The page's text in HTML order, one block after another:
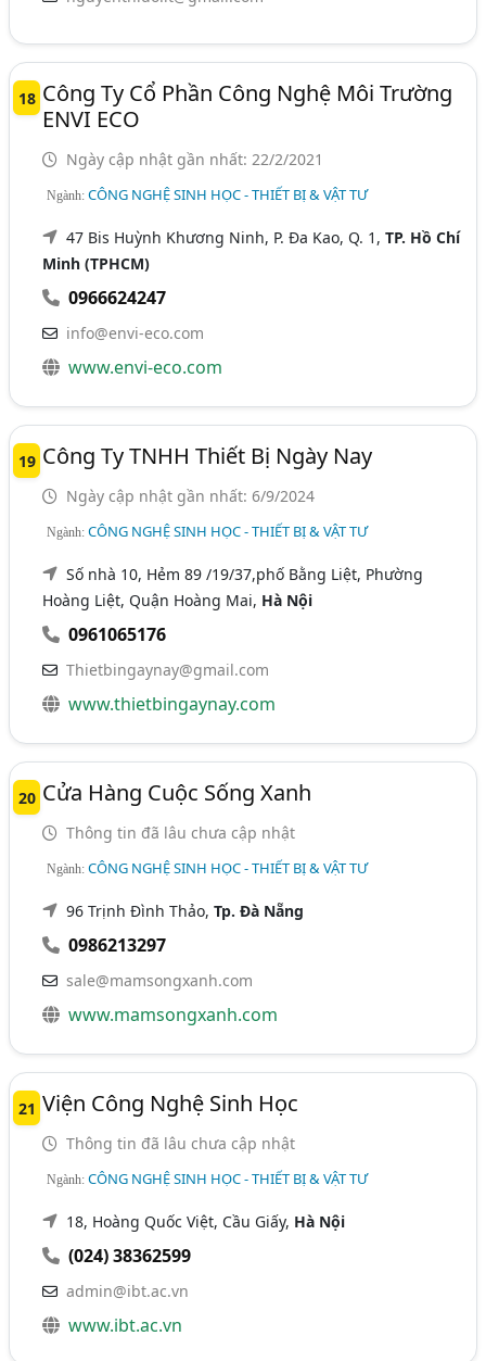
18 Công Ty Cổ Phần Công Nghệ Môi Trường
ENVI ECO
Ngày cập nhật gần nhất: 22/2/2021
Ngành:CÔNG NGHỆ SINH HỌC - THIẾT BỊ & VẬT TƯ
47 Bis Huỳnh Khương Ninh, P. Đa Kao, Q. 1,TP. Hồ Chí
Minh (TPHCM)
0966624247
info@envi-eco.com
www.envi-eco.com
19 Công Ty TNHH Thiết Bị Ngày Nay
Ngày cập nhật gần nhất: 6/9/2024
Ngành:CÔNG NGHỆ SINH HỌC - THIẾT BỊ & VẬT TƯ
Số nhà 10, Hẻm 89 /19/37,phố Bằng Liệt, Phường
Hoàng Liệt, Quận Hoàng Mai, Hà Nội
0961065176
Thietbingaynay@gmail.com
www.thietbingaynay.com
20 Cửa Hàng Cuộc Sống Xanh
Thông tin đã lâu chưa cập nhật
Ngành:CÔNG NGHỆ SINH HỌC - THIẾT BỊ & VẬT TƯ
96 Trịnh Đình Thảo,Tp. Đà Nẵng
0986213297
sale@mamsongxanh.com
www.mamsongxanh.com
21 Viện Công Nghệ Sinh Học
Thông tin đã lâu chưa cập nhật
Ngành:CÔNG NGHỆ SINH HỌC - THIẾT BỊ & VẬT TƯ
18, Hoàng Quốc Việt, Cầu Giấy, Hà Nội
(024) 38362599
admin@ibt.ac.vn
www.ibt.ac.vn